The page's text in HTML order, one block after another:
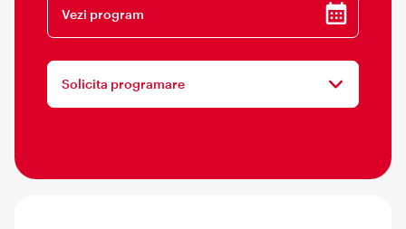
Vezi program
Solicita programare